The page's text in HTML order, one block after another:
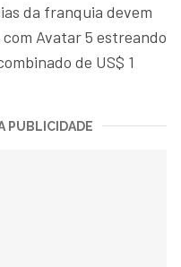
da franquia devem
Avatar 5 estreando
de US$ 1
PUBLICIDADE